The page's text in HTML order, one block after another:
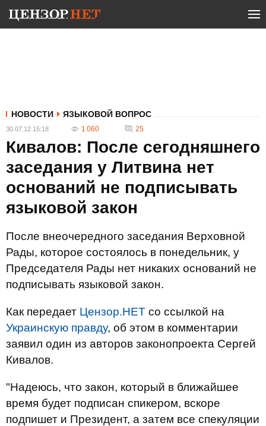
НОВОСТИ ЯЗЫКОВОЙ ВОПРОС
30.07.12 15:18 1 060 25
Кивалов: После сегодняшнего
заседания у Литвина нет
оснований не подписывать
языковой закон
После внеочередного заседания Верховной
Рады, которое состоялось в понедельник, у
Председателя Рады нет никаких оснований не
подписывать языковой закон.
Как передает Цензор.НЕТ со ссылкой на
Украинскую правду, об этом в комментарии
заявил один из авторов законопроекта Сергей
Кивалов.
"Надеюсь, что закон, который в ближайшее
время будет подписан спикером, вскоре
подпишет и Президент, а затем все спекуляции